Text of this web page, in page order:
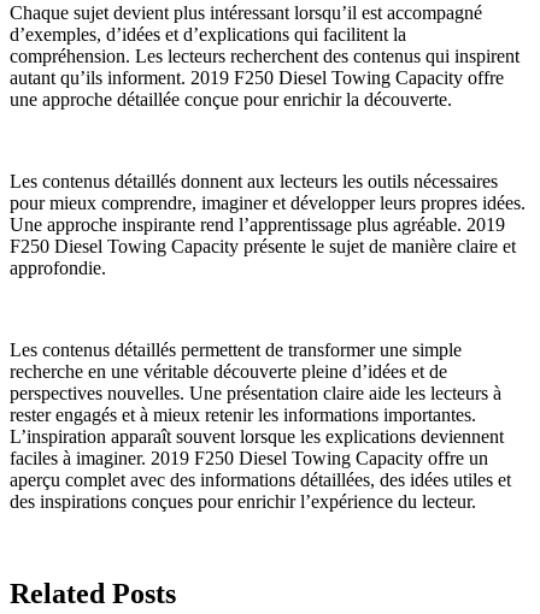
Chaque sujet devient plus intéressant lorsqu’il est accompagné
d’exemples, d’idées et d’explications qui facilitent la
compréhension. Les lecteurs recherchent des contenus qui inspirent
autant qu’ils informent. 2019 F250 Diesel Towing Capacity offre
une approche détaillée conçue pour enrichir la découverte.
Les contenus détaillés donnent aux lecteurs les outils nécessaires
pour mieux comprendre, imaginer et développer leurs propres idées.
Une approche inspirante rend l’apprentissage plus agréable. 2019
F250 Diesel Towing Capacity présente le sujet de manière claire et
approfondie.
Les contenus détaillés permettent de transformer une simple
recherche en une véritable découverte pleine d’idées et de
perspectives nouvelles. Une présentation claire aide les lecteurs à
rester engagés et à mieux retenir les informations importantes.
L’inspiration apparaît souvent lorsque les explications deviennent
faciles à imaginer. 2019 F250 Diesel Towing Capacity offre un
aperçu complet avec des informations détaillées, des idées utiles et
des inspirations conçues pour enrichir l’expérience du lecteur.
Related Posts